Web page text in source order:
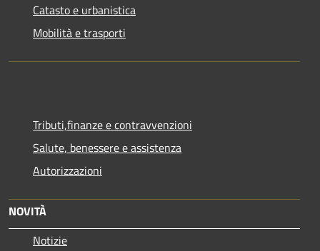
Catasto e urbanistica
Mobilità e trasporti
Tributi,finanze e contravvenzioni
Salute, benessere e assistenza
Autorizzazioni
NOVITÀ
Notizie